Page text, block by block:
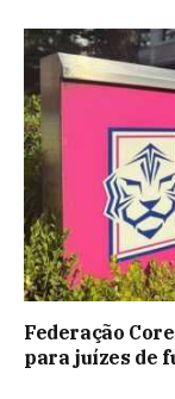
Federação
para juízes de